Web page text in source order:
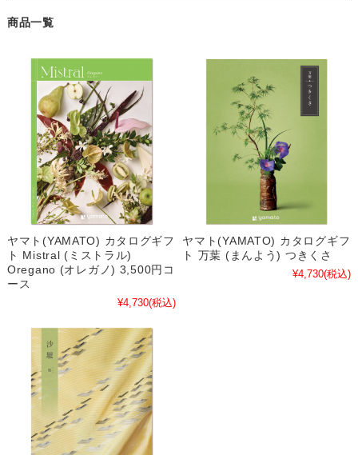
商品一覧
ヤマト(YAMATO) カタログギフ
ト Mistral (ミストラル)
Oregano (オレガノ) 3,500円コ
ース
¥4,730(税込)
ヤマト(YAMATO) カタログギフ
ト 万葉 (まんよう) つきくさ
¥4,730(税込)